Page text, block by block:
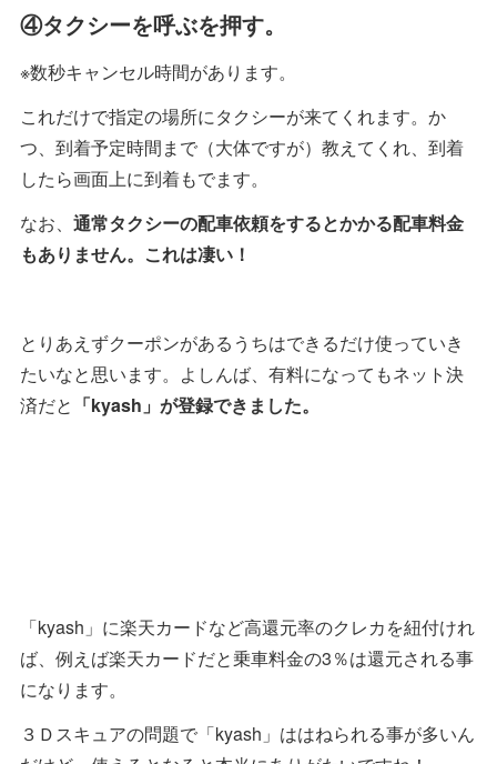
④タクシーを呼ぶを押す。
※数秒キャンセル時間があります。
これだけで指定の場所にタクシーが来てくれます。か
つ、到着予定時間まで（大体ですが）教えてくれ、到着
したら画面上に到着もでます。
なお、 通常タクシーの配車依頼をするとかかる配車料金
もありません。これは凄い！
とりあえずクーポンがあるうちはできるだけ使っていき
たいなと思います。よしんば、有料になってもネット決
済だと 「kyash」が登録できました。
「kyash」に楽天カードなど高還元率のクレカを紐付けれ
ば、例えば楽天カードだと乗車料金の3％は還元される事
になります。
３Ｄスキュアの問題で「kyash」ははねられる事が多いん